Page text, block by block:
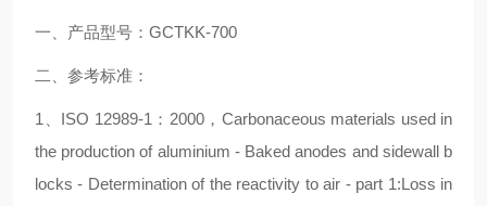
一、产品型号：GCTKK-700
二、参考标准：
1、ISO 12989-1：2000，Carbonaceous materials used in
the production of aluminium - Baked anodes and sidewall b
locks - Determination of the reactivity to air - part 1:Loss in